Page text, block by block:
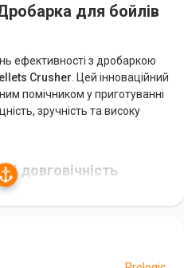
для бойлів
ефективності з дробаркою
Crusher . Цей інноваційний
помічником у приготуванні
зручність та високу
і довговічність
будуть легко подрібнені,